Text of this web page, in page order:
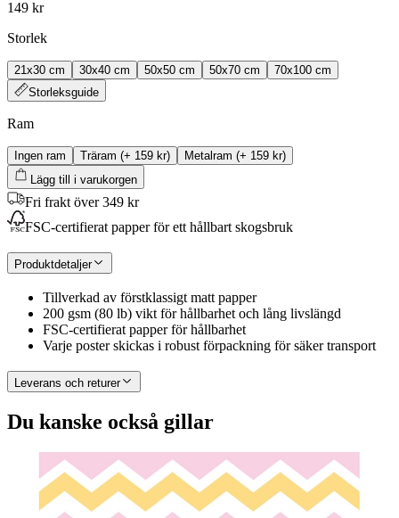
149 kr
Storlek
21x30 cm 30x40 cm 50x50 cm 50x70 cm
70x100 cm
Storleksguide
Ram
Ingen ram Träram (+ 159 kr) Metalram (+ 159 kr)
Lägg till i varukorgen
Fri frakt över 349 kr
FSC-certifierat papper för ett hållbart skogsbruk
Produktdetaljer
Tillverkad av förstklassigt matt papper
200 gsm (80 lb) vikt för hållbarhet och lång livslängd
FSC-certifierat papper för hållbarhet
Varje poster skickas i robust förpackning för säker transport
Leverans och returer
Du kanske också gillar